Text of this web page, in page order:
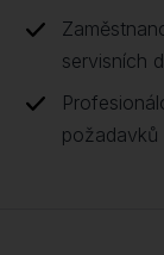
servisních
požadavků